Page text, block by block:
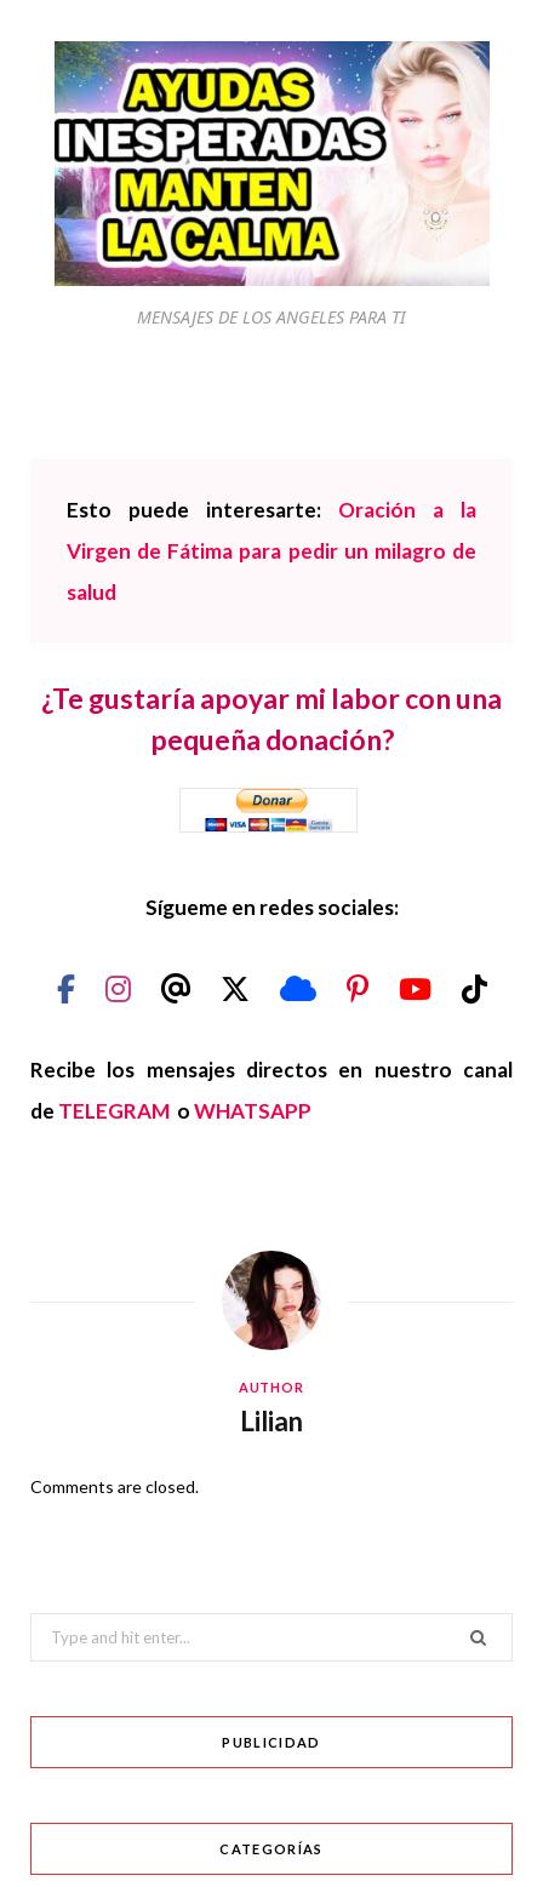
MENSAJES DE LOS ANGELES PARA TI
Esto puede interesarte: Oración a la
Virgen de Fátima para pedir un milagro de
salud
¿Te gustaría apoyar mi labor con una
pequeña donación?
Sígueme en redes sociales:
Recibe los mensajes directos en nuestro canal
de TELEGRAM oWHATSAPP
AUTHOR
Lilian
Comments are closed.
Search
for:
PUBLICIDAD
CATEGORÍAS